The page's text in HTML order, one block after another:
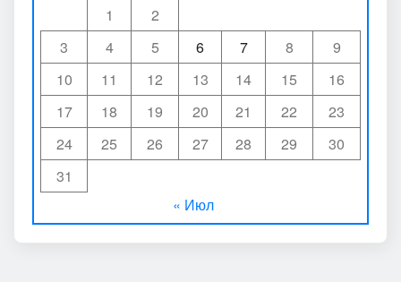
1
2
3
4 5 6 7 8
9
10
11 12 13 14 15
16
17
18 19 20 21 22
23
24
25 26 27 28 29
30
31
« Июл